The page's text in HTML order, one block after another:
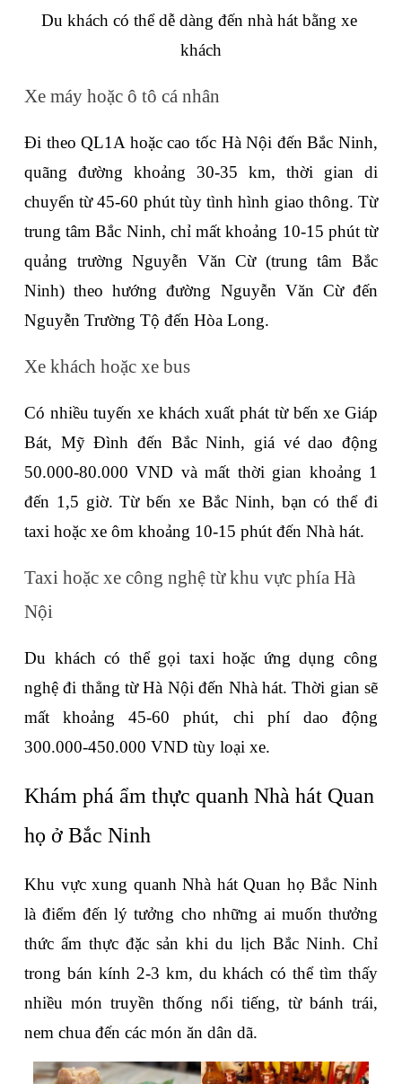
Du khách có thể dễ dàng đến nhà hát bằng xe
khách
Xe máy hoặc ô tô cá nhân
Đi theo QL1A hoặc cao tốc Hà Nội đến Bắc Ninh,
quãng đường khoảng 30-35 km, thời gian di
chuyển từ 45-60 phút tùy tình hình giao thông. Từ
trung tâm Bắc Ninh, chỉ mất khoảng 10-15 phút từ
quảng trường Nguyễn Văn Cừ (trung tâm Bắc
Ninh) theo hướng đường Nguyễn Văn Cừ đến
Nguyễn Trường Tộ đến Hòa Long.
Xe khách hoặc xe bus
Có nhiều tuyến xe khách xuất phát từ bến xe Giáp
Bát, Mỹ Đình đến Bắc Ninh, giá vé dao động
50.000-80.000 VND và mất thời gian khoảng 1
đến 1,5 giờ. Từ bến xe Bắc Ninh, bạn có thể đi
taxi hoặc xe ôm khoảng 10-15 phút đến Nhà hát.
Taxi hoặc xe công nghệ từ khu vực phía Hà
Nội
Du khách có thể gọi taxi hoặc ứng dụng công
nghệ đi thẳng từ Hà Nội đến Nhà hát. Thời gian sẽ
mất khoảng 45-60 phút, chi phí dao động
300.000-450.000 VND tùy loại xe.
Khám phá ẩm thực quanh Nhà hát Quan
họ ở Bắc Ninh
Khu vực xung quanh Nhà hát Quan họ Bắc Ninh
là điểm đến lý tưởng cho những ai muốn thưởng
thức ẩm thực đặc sản khi du lịch Bắc Ninh. Chỉ
trong bán kính 2-3 km, du khách có thể tìm thấy
nhiều món truyền thống nổi tiếng, từ bánh trái,
nem chua đến các món ăn dân dã.